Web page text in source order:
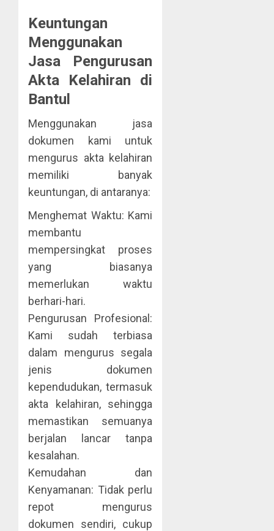
Keuntungan
Menggunakan
Jasa Pengurusan
Akta Kelahiran di
Bantul
Menggunakan jasa
dokumen kami untuk
mengurus akta kelahiran
memiliki banyak
keuntungan, di antaranya:
Menghemat Waktu: Kami
membantu
mempersingkat proses
yang biasanya
memerlukan waktu
berhari-hari.
Pengurusan Profesional:
Kami sudah terbiasa
dalam mengurus segala
jenis dokumen
kependudukan, termasuk
akta kelahiran, sehingga
memastikan semuanya
berjalan lancar tanpa
kesalahan.
Kemudahan dan
Kenyamanan: Tidak perlu
repot mengurus
dokumen sendiri, cukup